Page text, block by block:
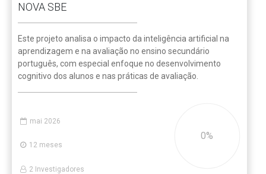
NOVA SBE
Este projeto analisa o impacto da inteligência artificial na
aprendizagem e na avaliação no ensino secundário
português, com especial enfoque no desenvolvimento
cognitivo dos alunos e nas práticas de avaliação.
0
mai 2026
12 meses
2 Investigadores